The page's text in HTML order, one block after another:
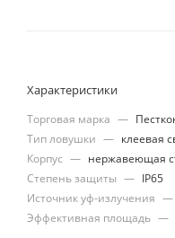
Характеристики
Торговая марка —
Тип ловушки — клеевая
Корпус — нержавеющая
Степень защиты — IP65
Источник уф-излучения —
Эффективная площадь —